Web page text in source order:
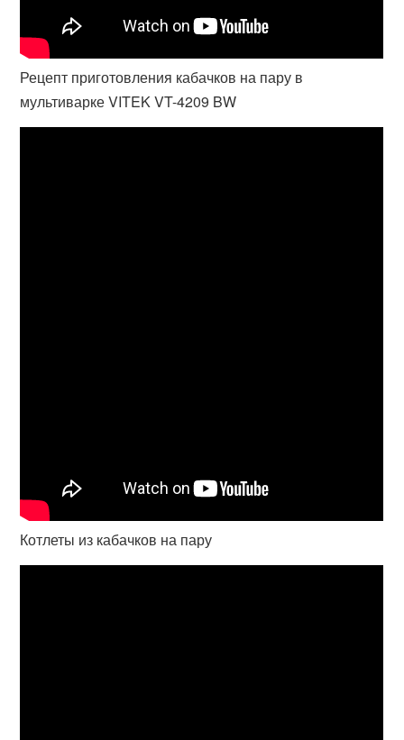
Рецепт приготовления кабачков на пару в
мультиварке VITEK VT-4209 BW
Котлеты из кабачков на пару